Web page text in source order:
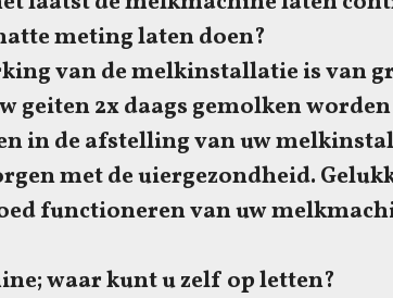
meting laten doen?
van de melkinstallatie is van
geiten 2x daags gemolken
in de afstelling van uw
met de uiergezondheid.
functioneren van uw
waar kunt u zelf op letten?